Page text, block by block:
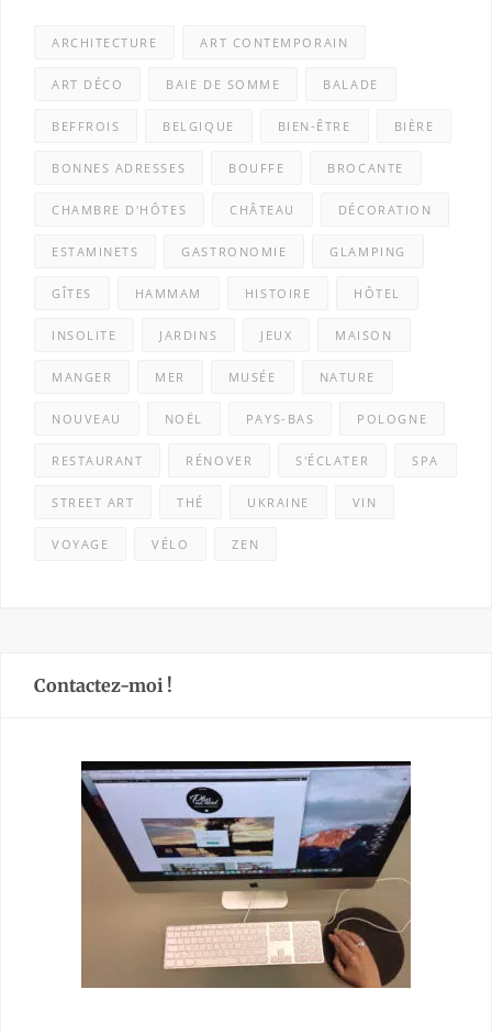
ARCHITECTURE ART CONTEMPORAIN
ART DÉCO BAIE DE SOMME BALADE
BEFFROIS BELGIQUE BIEN-ÊTRE BIÈRE
BONNES ADRESSES BOUFFE BROCANTE
CHAMBRE D'HÔTES CHÂTEAU DÉCORATION
ESTAMINETS GASTRONOMIE GLAMPING
GÎTES HAMMAM HISTOIRE HÔTEL
INSOLITE JARDINS JEUX MAISON
MANGER MER MUSÉE NATURE
NOUVEAU NOËL PAYS-BAS POLOGNE
RESTAURANT RÉNOVER S'ÉCLATER SPA
STREET ART THÉ UKRAINE VIN
VOYAGE VÉLO ZEN
Contactez-moi !